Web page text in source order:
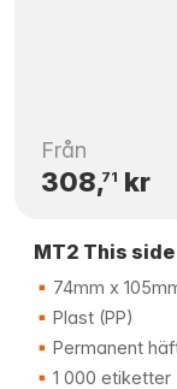
Från
308,71 kr
MT2 This
74mm x
Plast (PP)
Permanent
1 000 etiketter